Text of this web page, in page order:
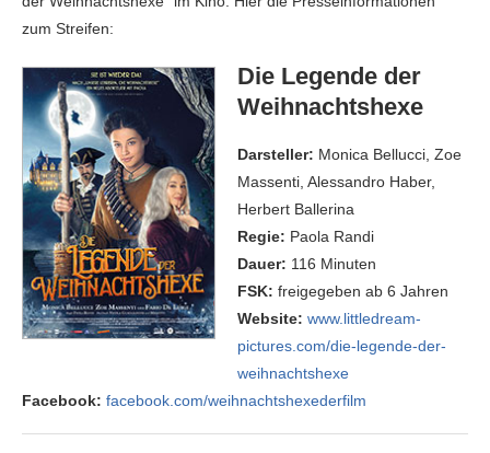
zum Streifen:
Die Legende der
Weihnachtshexe
Darsteller: Monica Bellucci, Zoe
Massenti, Alessandro Haber,
Herbert Ballerina
Regie: Paola Randi
Dauer: 116 Minuten
FSK: freigegeben ab 6 Jahren
Website: www.littledream-
pictures.com/die-legende-der-
weihnachtshexe
Facebook: facebook.com/weihnachtshexederfilm